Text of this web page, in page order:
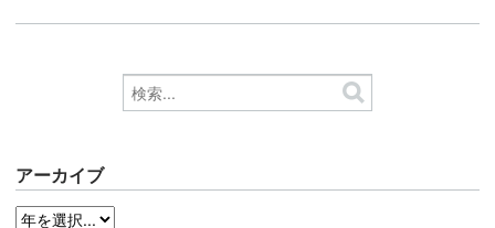
アーカイブ